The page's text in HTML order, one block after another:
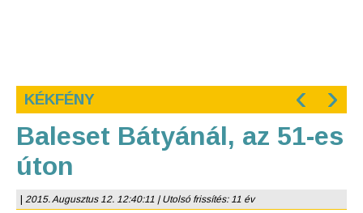
KÉKFÉNY ‹ ›
Baleset Bátyánál, az 51-es
úton
2015. Augusztus 12. 12:40:11 | Utolsó frissítés: 11 év